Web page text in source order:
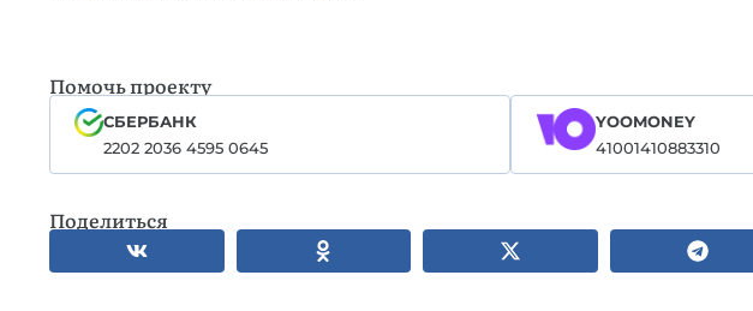
Помочь проекту
СБЕРБАНК
2202 2036 4595 0645
YOOMONEY
41001410883310
Поделиться